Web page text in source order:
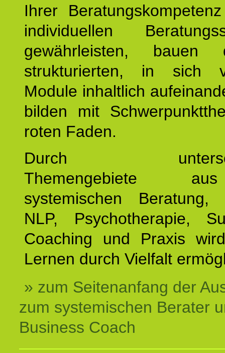
Ihrer
individuellen
gewährleisten,
strukturierten, in sich
Module inhaltlich
bilden mit
roten Faden.
Durch
Themengebiete
systemischen Beratung,
NLP, Psychotherapie,
Coaching und Praxis
Lernen durch Vielfalt
» zum Seitenanfang der
zum systemischen Berater
Business Coach